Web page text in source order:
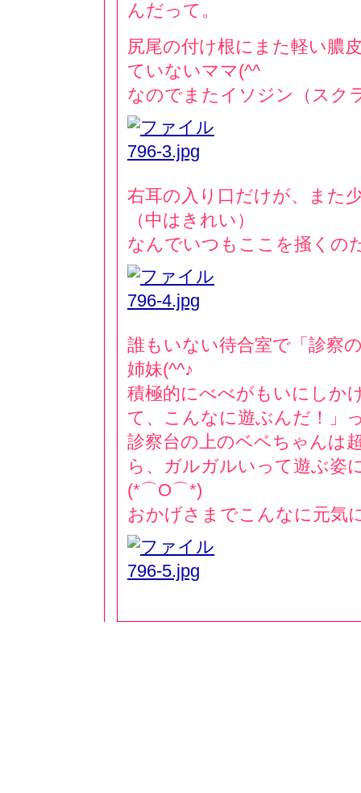
んだって。
尻尾の付け根にまた軽い膿
ていないママ(^^ゞ
なのでまたイソジン（スク
右耳の入り口だけが、また
（中はきれい）
なんでいつもここを掻くの
誰もいない待合室で「診察
姉妹(^^♪
積極的にべべがもいにしか
て、こんなに遊ぶんだ！」
診察台の上のベベちゃんは
ら、ガルガルいって遊ぶ姿
(*⌒O⌒*)
おかげさまでこんなに元気